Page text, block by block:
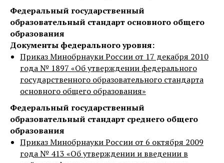
Федеральный государственный
образовательный стандарт основного общего
образования
Документы федерального уровня:
Приказ Минобрнауки России от 17 декабря 2010
года № 1897 «Об утверждении федерального
государственного образовательного стандарта
основного общего образования»
Федеральный государственный
образовательный стандарт среднего общего
образования
Приказ Минобрнауки России от 6 октября 2009
года № 413 «Об утверждении и введении в